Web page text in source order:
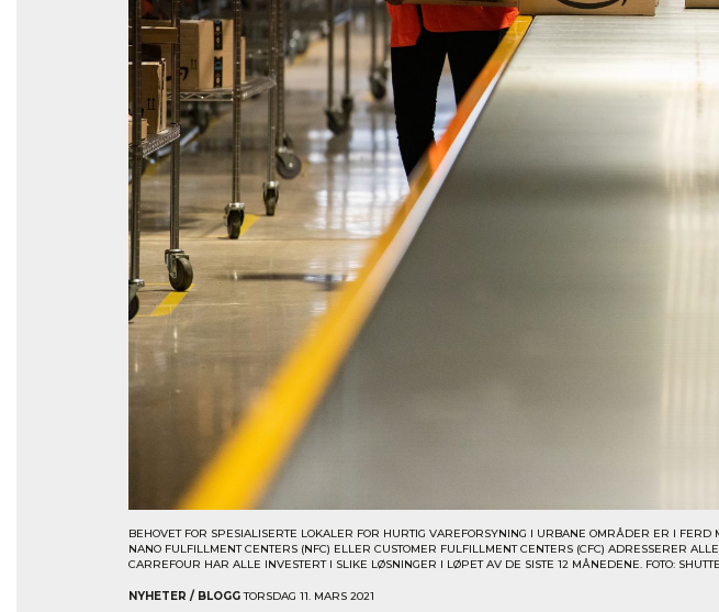
BEHOVET FOR SPESIALISERTE LOKALER FOR HURTIG VAREFORSYNING I URBANE OMRÅDER ER I
NANO FULFILLMENT CENTERS (NFC) ELLER CUSTOMER FULFILLMENT CENTERS (CFC) ADRESSERER
CARREFOUR HAR ALLE INVESTERT I SLIKE LØSNINGER I LØPET AV DE SISTE 12 MÅNEDENE. FOTO:
NYHETER / BLOGGTORSDAG 11. MARS 2021